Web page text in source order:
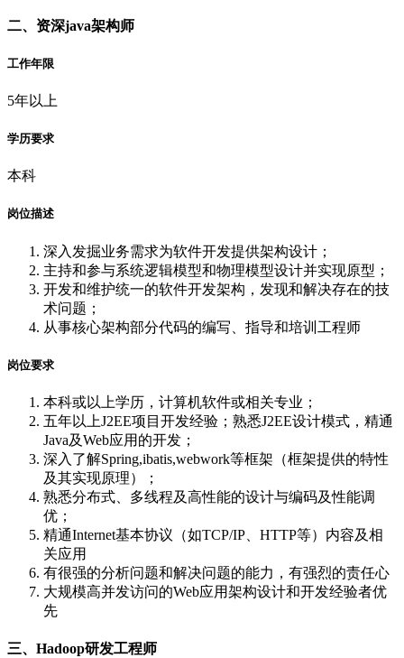
二、资深java架构师
工作年限
5年以上
学历要求
本科
岗位描述
深入发掘业务需求为软件开发提供架构设计；
主持和参与系统逻辑模型和物理模型设计并实现原型；
开发和维护统一的软件开发架构，发现和解决存在的技
术问题；
从事核心架构部分代码的编写、指导和培训工程师
岗位要求
本科或以上学历，计算机软件或相关专业；
五年以上J2EE项目开发经验；熟悉J2EE设计模式，精通
Java及Web应用的开发；
深入了解Spring,ibatis,webwork等框架（框架提供的特性
及其实现原理）；
熟悉分布式、多线程及高性能的设计与编码及性能调
优；
精通Internet基本协议（如TCP/IP、HTTP等）内容及相
关应用
有很强的分析问题和解决问题的能力，有强烈的责任心
大规模高并发访问的Web应用架构设计和开发经验者优
先
三、Hadoop研发工程师